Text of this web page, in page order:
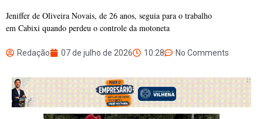
Jeniffer de Oliveira Novais, de 26 anos, seguia para o trabalho
em Cabixi quando perdeu o controle da motoneta
Redação 07 de julho de 2026 10:28 No Comments